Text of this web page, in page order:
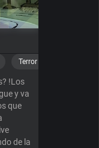
Terror
!Los
y va
que
de la